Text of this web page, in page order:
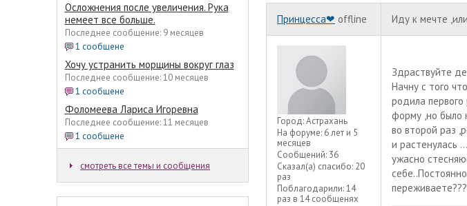
Осложнения после увеличения. Рука
немеет все больше.
Последнее сообщение: 9 месяцев
1 сообщене
Хочу устранить морщины вокруг глаз
Последнее сообщение: 10 месяцев
1 сообщене
Фоломеева Лариса Игоревна
Последнее сообщение: 11 месяцев
1 сообщене
смотреть все темы и сообщения
Принцесса❤ offline Иду к мечте
Город:Астрахань
На форуме: 6 лет и 5
месяцев
Сообщений: 36
Сказал(а) спасибо: 20
раз
Поблагодарили:14
раз в 14 сообщенях
Здраствуйте
Начну с того
родила
форму ,но было
во второй раз
и растенулась
ужасно
переживаете???